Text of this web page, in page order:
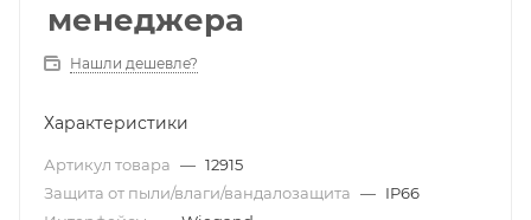
менеджера
Нашли дешевле?
Характеристики
Артикул товара — 12915
Защита от пыли/влаги/вандалозащита — IP66